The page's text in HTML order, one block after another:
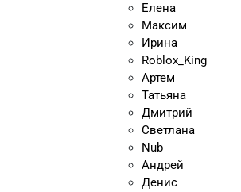
Елена
Максим
Ирина
Roblox_King
Артем
Татьяна
Дмитрий
Светлана
Nub
Андрей
Денис